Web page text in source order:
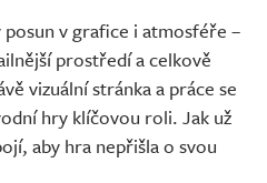
posun v grafice i atmosféře –
prostředí a celkově
vizuální stránka a práce se
hry klíčovou roli. Jak už
aby hra nepřišla o svou